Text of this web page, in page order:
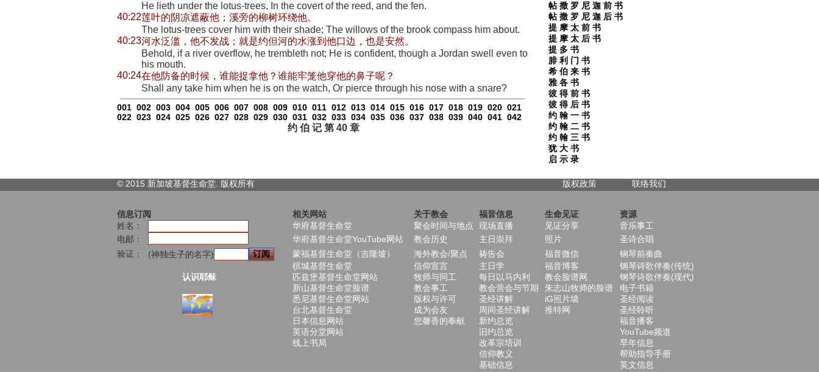
帖 撒 罗 尼 迦 前 书
帖 撒 罗 尼 迦 后 书
提 摩 太 前 书
提 摩 太 后 书
提 多 书
腓 利 门 书
希 伯 来 书
雅 各 书
彼 得 前 书
彼 得 后 书
约 翰 一 书
约 翰 二 书
约 翰 三 书
犹 大 书
启 示 录
He lieth under the lotus-trees, In the covert of the reed, and the fen.
40:22莲叶的阴凉遮蔽他；溪旁的柳树环绕他。
The lotus-trees cover him with their shade; The willows of the brook compass him about.
40:23河水泛滥，他不发战；就是约但河的水涨到他口边，也是安然。
Behold, if a river overflow, he trembleth not; He is confident, though a Jordan swell even to
his mouth.
40:24在他防备的时候，谁能捉拿他？谁能牢笼他穿他的鼻子呢？
Shall any take him when he is on the watch, Or pierce through his nose with a snare?
001 002 003 004 005 006 007 008 009 010 011 012 013 014 015 016 017 018 019 020 021
022 023 024 025 026 027 028 029 030 031 032 033 034 035 036 037 038 039 040 041 042
约 伯 记 第 40 章
© 2015 新加坡基督生命堂. 版权所有 版权政策 联络我们
信息订阅 相关网站 关于教会 福音信息 生命见证
资源
姓名：
华府基督生命堂 聚会时间与地点 现场直播 见证分享
音乐事工
电邮：
华府基督生命堂YouTube网站 教会历史 主日崇拜 照片
圣诗合唱
验证：
(神独生子的名字) 蒙福基督生命堂（吉隆坡） 海外教会/聚点 祷告会 福音微信
钢琴前奏曲
槟城基督生命堂
信仰宣言 主日学 福音博客
钢琴诗歌伴奏(传统)
认识耶稣
匹兹堡基督生命堂网站 牧师与同工 每日以马内利 教会脸谱网
钢琴诗歌伴奏(现代)
新山基督生命堂脸谱
教会事工 教会营会与节期 朱志山牧师的脸谱
电子书籍
悉尼基督生命堂网站
版权与许可 圣经讲解 iG照片墙
圣经阅读
台北基督生命堂
成为会友 周间圣经讲解 推特网
圣经聆听
日本信息网站
您馨香的奉献 新约总览
福音播客
英语分堂网站
旧约总览
YouTube频道
线上书局
改革宗培训
早年信息
信仰教义
帮助指导手册
基础信息
英文信息